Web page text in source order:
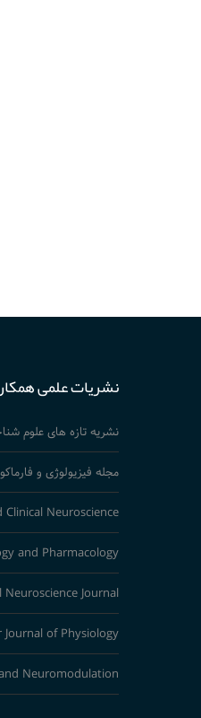
نشریات علمی
نشریه تازه های علوم
مجله فیزیولوژی و
Clinical Neuroscience
and Pharmacology
Neuroscience Journal
Journal of Physiology
Neuromodulation